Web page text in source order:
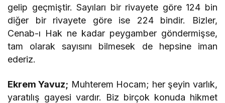
gelip geçmiştir. Sayıları bir rivayete göre 124 bin
diğer bir rivayete göre ise 224 bindir. Bizler,
Cenab-ı Hak ne kadar peygamber göndermişse,
tam olarak sayısını bilmesek de hepsine iman
ederiz.
Ekrem Yavuz; Muhterem Hocam; her şeyin varlık,
yaratılış gayesi vardır. Biz birçok konuda hikmet